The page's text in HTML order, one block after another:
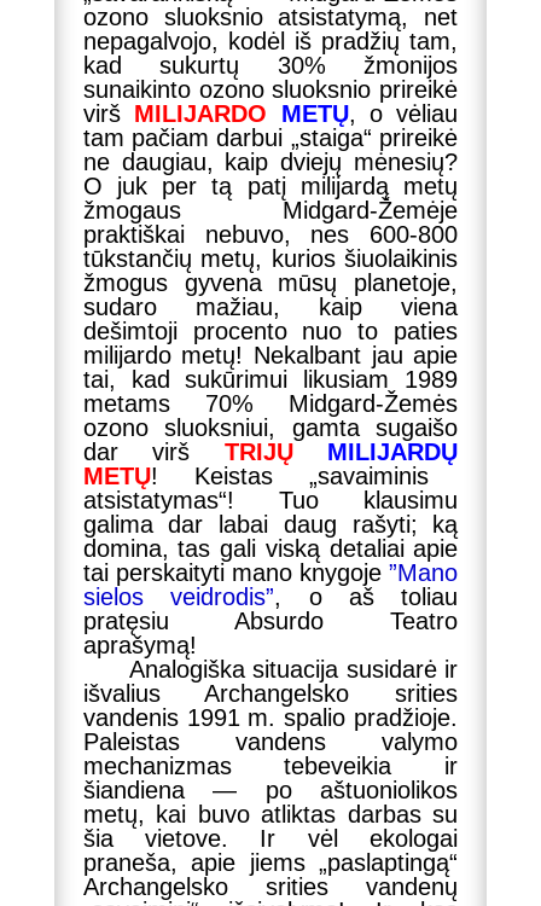
ozono sluoksnio atsistatymą, net
nepagalvojo, kodėl iš pradžių tam,
kad sukurtų 30% žmonijos
sunaikinto ozono sluoksnio prireikė
virš MILIJARDO METŲ, o vėliau
tam pačiam darbui „staiga“ prireikė
ne daugiau, kaip dviejų mėnesių?
O juk per tą patį milijardą metų
žmogaus Midgard-Žemėje
praktiškai nebuvo, nes 600-800
tūkstančių metų, kurios šiuolaikinis
žmogus gyvena mūsų planetoje,
sudaro mažiau, kaip viena
dešimtoji procento nuo to paties
milijardo metų! Nekalbant jau apie
tai, kad sukūrimui likusiam 1989
metams 70% Midgard-Žemės
ozono sluoksniui, gamta sugaišo
dar virš TRIJŲ MILIJARDŲ
METŲ! Keistas „savaiminis
atsistatymas“! Tuo klausimu
galima dar labai daug rašyti; ką
domina, tas gali viską detaliai apie
tai perskaityti mano knygoje”Mano
sielos veidrodis”, o aš toliau
pratęsiu Absurdo Teatro
aprašymą!
Analogiška situacija susidarė ir
išvalius Archangelsko srities
vandenis 1991 m. spalio pradžioje.
Paleistas vandens valymo
mechanizmas tebeveikia ir
šiandiena — po aštuoniolikos
metų, kai buvo atliktas darbas su
šia vietove. Ir vėl ekologai
praneša, apie jiems „paslaptingą“
Archangelsko srities vandenų